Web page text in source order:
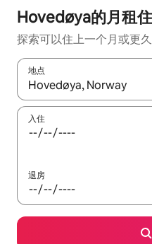
Hovedøya的月租
探索可以住上一个月或更
地点
如有搜索结果，请使用上下
入住
退房